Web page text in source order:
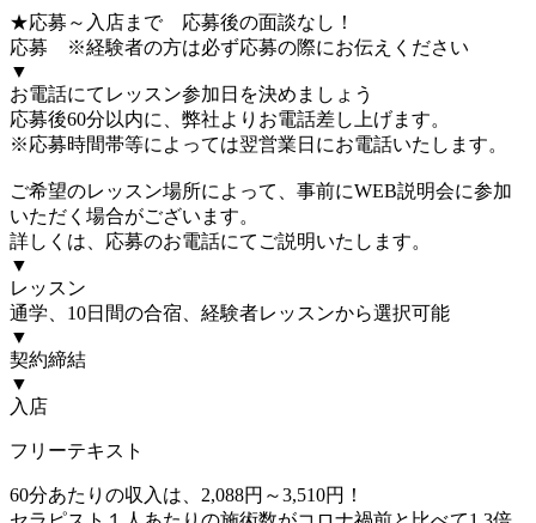
★応募～入店まで 応募後の面談なし！
応募 ※経験者の方は必ず応募の際にお伝えください
▼
お電話にてレッスン参加日を決めましょう
応募後60分以内に、弊社よりお電話差し上げます。
※応募時間帯等によっては翌営業日にお電話いたします。
ご希望のレッスン場所によって、事前にWEB説明会に参加
いただく場合がございます。
詳しくは、応募のお電話にてご説明いたします。
▼
レッスン
通学、10日間の合宿、経験者レッスンから選択可能
▼
契約締結
▼
入店
フリーテキスト
60分あたりの収入は、2,088円～3,510円！